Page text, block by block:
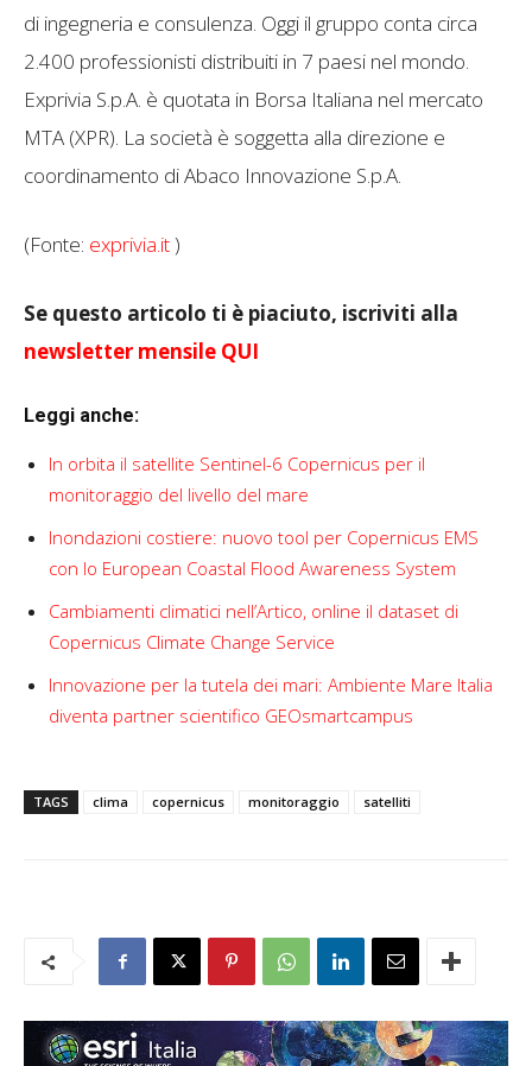
di ingegneria e consulenza. Oggi il gruppo conta circa
2.400 professionisti distribuiti in 7 paesi nel mondo.
Exprivia S.p.A. è quotata in Borsa Italiana nel mercato
MTA (XPR). La società è soggetta alla direzione e
coordinamento di Abaco Innovazione S.p.A.
(Fonte: exprivia.it)
Se questo articolo ti è piaciuto, iscriviti alla
newsletter mensile QUI
Leggi anche:
In orbita il satellite Sentinel-6 Copernicus per il
monitoraggio del livello del mare
Inondazioni costiere: nuovo tool per Copernicus EMS
con lo European Coastal Flood Awareness System
Cambiamenti climatici nell’Artico, online il dataset di
Copernicus Climate Change Service
Innovazione per la tutela dei mari: Ambiente Mare Italia
diventa partner scientifico GEOsmartcampus
TAGS clima copernicus monitoraggio satelliti